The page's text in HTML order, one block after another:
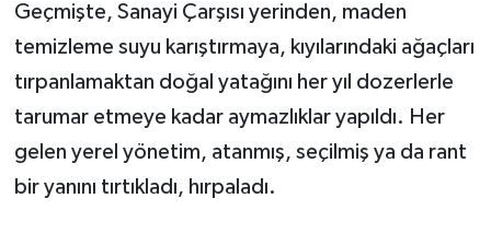
Geçmişte, Sanayi Çarşısı yerinden, maden
temizleme suyu karıştırmaya, kıyılarındaki ağaçları
tırpanlamaktan doğal yatağını her yıl dozerlerle
tarumar etmeye kadar aymazlıklar yapıldı. Her
gelen yerel yönetim, atanmış, seçilmiş ya da rant
bir yanını tırtıkladı, hırpaladı.